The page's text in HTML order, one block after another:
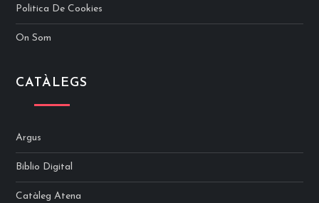
Politica De Cookies
On Som
CATÀLEGS
Argus
Biblio Digital
Catàleg Atena